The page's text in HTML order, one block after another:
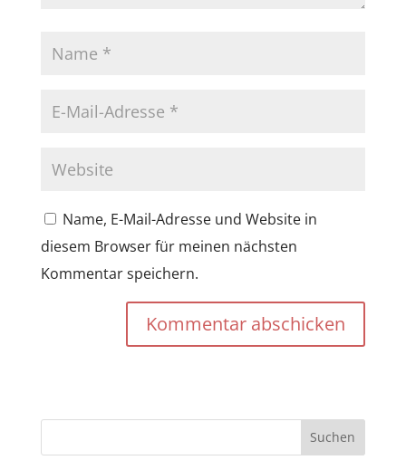
Name, E-Mail-Adresse und Website in
diesem Browser für meinen nächsten
Kommentar speichern.
Kommentar abschicken